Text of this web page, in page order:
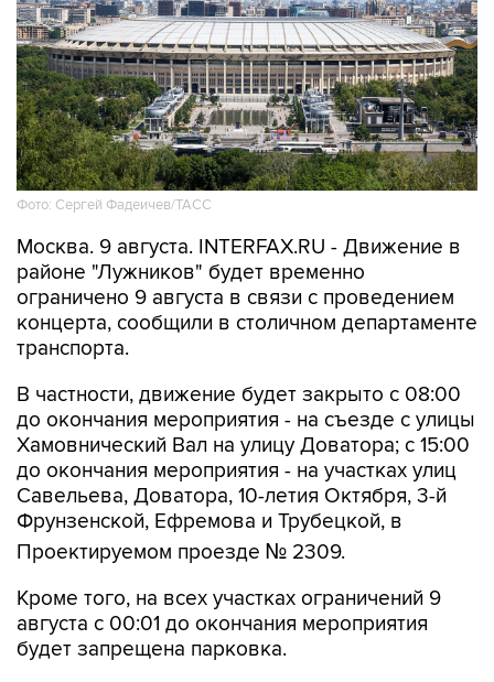
Фото: Сергей Фадеичев/ТАСС
Москва. 9 августа. INTERFAX.RU - Движение в
районе "Лужников" будет временно
ограничено 9 августа в связи с проведением
концерта, сообщили в столичном департаменте
транспорта.
В частности, движение будет закрыто с 08:00
до окончания мероприятия - на съезде с улицы
Хамовнический Вал на улицу Доватора; с 15:00
до окончания мероприятия - на участках улиц
Савельева, Доватора, 10-летия Октября, 3-й
Фрунзенской, Ефремова и Трубецкой, в
Проектируемом проезде № 2309.
Кроме того, на всех участках ограничений 9
августа с 00:01 до окончания мероприятия
будет запрещена парковка.